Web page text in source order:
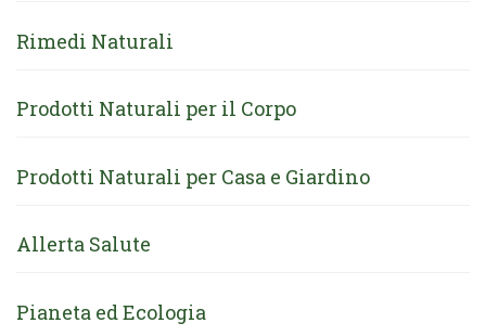
Rimedi Naturali
Prodotti Naturali per il Corpo
Prodotti Naturali per Casa e Giardino
Allerta Salute
Pianeta ed Ecologia